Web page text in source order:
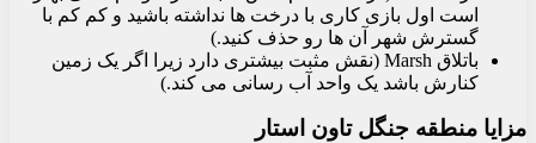
است اول بازی کاری با درخت ها نداشته باشید و کم کم با
گسترش شهر آن ها رو حذف کنید.)
باتلاق Marsh (نقش مثبت بیشتری دارد زیرا اگر یک زمین
کنارش باشد یک واحد آب رسانی می کند.)
مزایا منطقه جنگل تاون استار